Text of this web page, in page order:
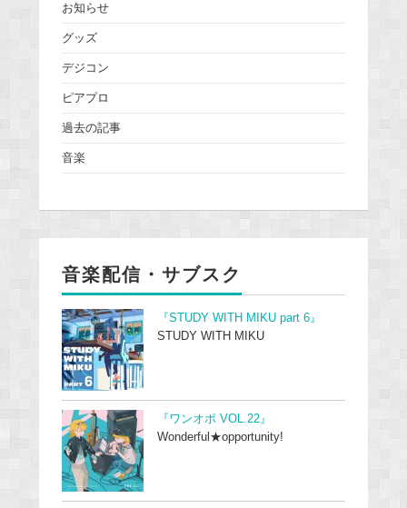
お知らせ
グッズ
デジコン
ピアプロ
過去の記事
音楽
音楽配信・サブスク
『STUDY WITH MIKU part 6』
STUDY WITH MIKU
『ワンオポ VOL.22』
Wonderful★opportunity!